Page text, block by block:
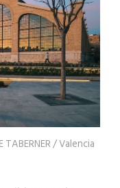
TABERNER / Valencia